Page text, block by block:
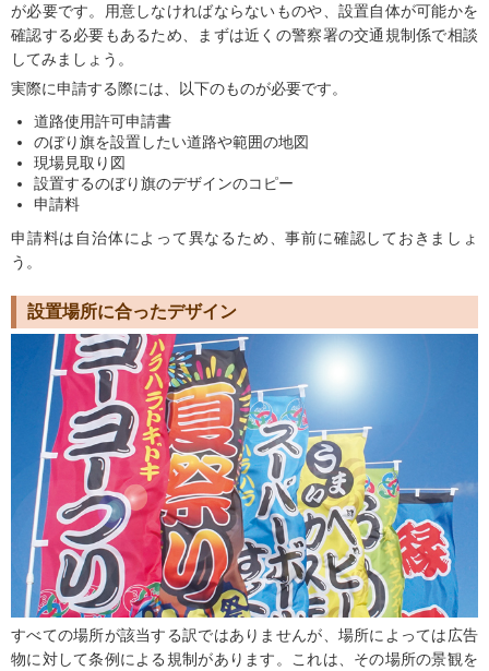
が必要です。用意しなければならないものや、設置自体が可能かを
確認する必要もあるため、まずは近くの警察署の交通規制係で相談
してみましょう。
実際に申請する際には、以下のものが必要です。
道路使用許可申請書
のぼり旗を設置したい道路や範囲の地図
現場見取り図
設置するのぼり旗のデザインのコピー
申請料
申請料は自治体によって異なるため、事前に確認しておきましょ
う。
設置場所に合ったデザイン
すべての場所が該当する訳ではありませんが、場所によっては広告
物に対して条例による規制があります。これは、その場所の景観を